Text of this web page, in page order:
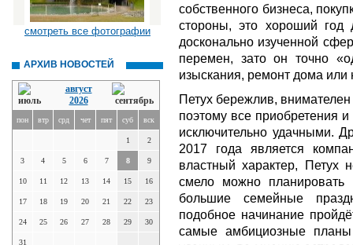
смотреть все фотографии
АРХИВ НОВОСТЕЙ
август
2026
пон втр срд чет пят суб вск
1 2
3 4 5 6 7 8 9
10 11 12 13 14 15 16
17 18 19 20 21 22 23
24 25 26 27 28 29 30
31
собственного бизнеса,
стороны, это хороший год
досконально изученной
перемен, зато он точно
изыскания, ремонт дома
Петух бережлив,
поэтому все приобретения
исключительно удачными.
2017 года является
властный характер, Петух
смело можно
большие семейные
подобное начинание
самые амбициозные